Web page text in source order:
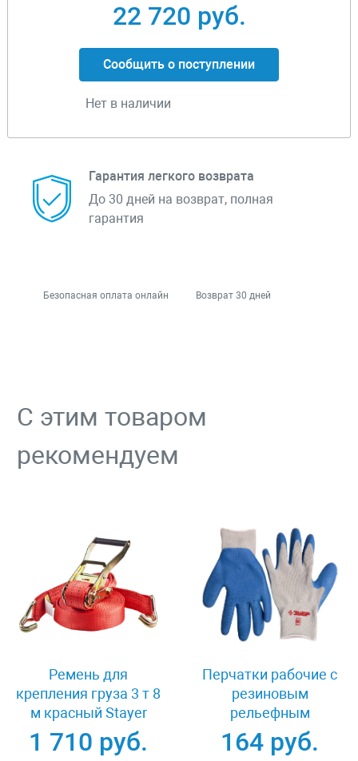
22 720 руб.
Сообщить о поступлении
Нет в наличии
Гарантия легкого возврата
До 30 дней на возврат, полная
гарантия
Безопасная оплата онлайн Возврат 30 дней
С этим товаром
рекомендуем
Ремень для
крепления груза 3 т 8
м красный Stayer
PROFESSIONAL
40564-8
1 710 руб.
Перчатки рабочие с
резиновым
рельефным
покрытием размер
XL Зубр 11260-XL
164 руб.